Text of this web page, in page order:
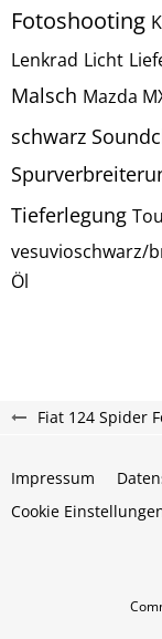
Fotoshooting
Lenkrad Licht
Malsch Mazda
schwarz
Tieferlegung
vesuvioschwarz/
Öl
Fiat 124 Spider
Impressum
Cookie